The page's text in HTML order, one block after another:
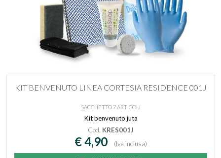
KIT BENVENUTO LINEA CORTESIA RESIDENCE 001J
SACCHETTO 7 ARTICOLI
Kit benvenuto juta
Cod. KRES001J
€ 4,90 (Iva inclusa)